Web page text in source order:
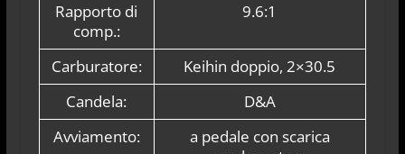
Rapporto di
comp.:
9.6:1
Carburatore:
Keihin doppio, 2×30.5
Candela:
D&A
Avviamento:
a pedale con scarica